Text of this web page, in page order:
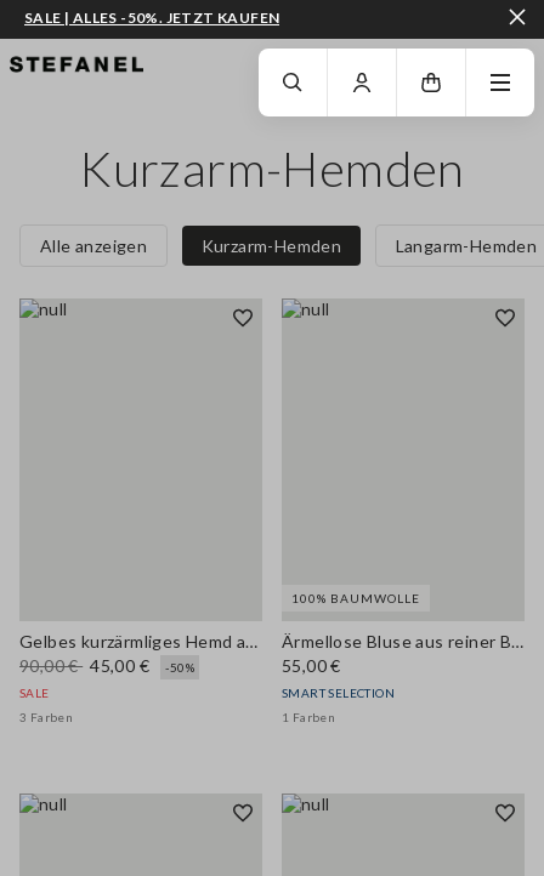
ZUM HAUPTINHALT SPRINGEN GEHEN SIE ZUM ENDE DER SEITE
SALE | ALLES -50%. JETZT KAUFEN
Kurzarm-Hemden
Alle anzeigen Kurzarm-Hemden Langarm-Hemden
Gelbes kurzärmliges Hemd aus Lyocell-Mischung im Regular Fit
90,00 € 45,00 €
-50%
SALE
3 Farben
100% BAUMWOLLE
Ärmellose Bluse aus reiner Baumwolle Denim Blau Regular Fit
55,00 €
SMART SELECTION
1 Farben